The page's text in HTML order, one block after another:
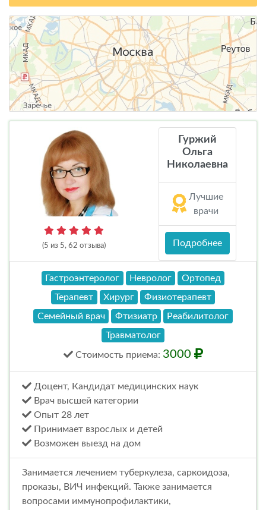
(5 из 5, 62 отзыва)
Гуржий
Ольга
Николаевна
Лучшие
врачи
Подробнее
Гастроэнтеролог Невролог
Ортопед
Терапевт
Хирург
Физиотерапевт
Семейный врач
Фтизиатр
Реабилитолог
Травматолог
Стоимость приема: 3000
Доцент, Кандидат медицинских наук
Врач высшей категории
Опыт 28 лет
Принимает взрослых и детей
Возможен выезд на дом
Занимается лечением туберкулеза, саркоидоза,
проказы, ВИЧ инфекций. Также занимается
вопросами иммунопрофилактики,